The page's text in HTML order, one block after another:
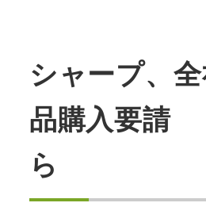
シャープ、
品購入要請
ら